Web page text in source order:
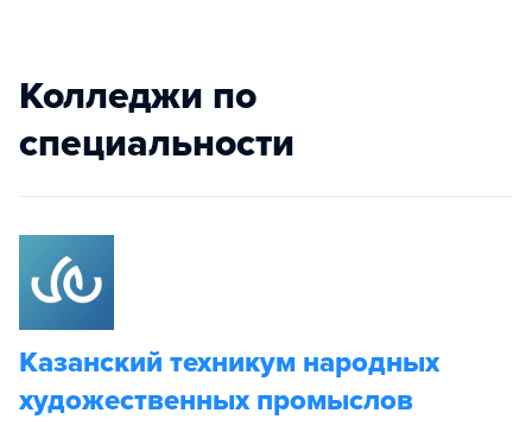
Колледжи по
специальности
Казанский техникум народных
художественных промыслов